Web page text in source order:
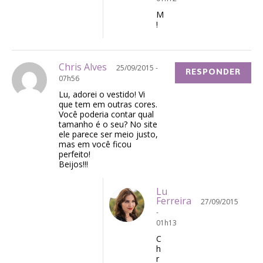
M
!
Chris Alves
25/09/2015 -
07h56
Lu, adorei o vestido! Vi
que tem em outras cores.
Você poderia contar qual
tamanho é o seu? No site
ele parece ser meio justo,
mas em você ficou
perfeito!
Beijos!!!
RESPONDER
Lu
Ferreira
27/09/2015
-
01h13
C
h
r